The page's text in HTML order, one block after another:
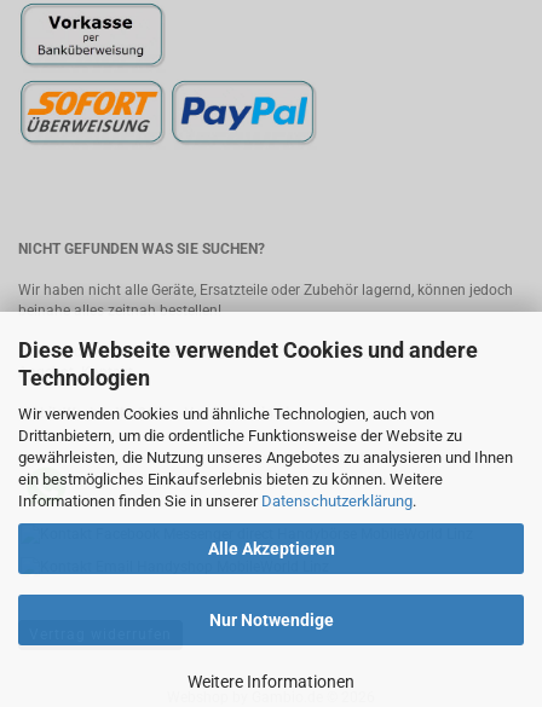
Diese Webseite verwendet Cookies und andere
Technologien
Wir verwenden Cookies und ähnliche Technologien, auch von
Drittanbietern, um die ordentliche Funktionsweise der Website zu
gewährleisten, die Nutzung unseres Angebotes zu analysieren und Ihnen
ein bestmögliches Einkaufserlebnis bieten zu können. Weitere
Informationen finden Sie in unserer Datenschutzerklärung.
Alle Akzeptieren
Nur Notwendige
Weitere Informationen
NICHT GEFUNDEN WAS SIE SUCHEN?
Wir haben nicht alle Geräte, Ersatzteile oder Zubehör lagernd, können jedoch
beinahe alles zeitnah bestellen!
Bitte senden Sie uns Ihre Anfrage, wir melden uns umgehend mit einem
Angebot.Kontakt
MobileWorld - Ihr Online-Handyshop in Linz